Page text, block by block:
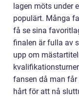
lagen möts under
populärt. Många
få se sina
finalen är fulla av
upp om
fansen då man får
hårt för att nå